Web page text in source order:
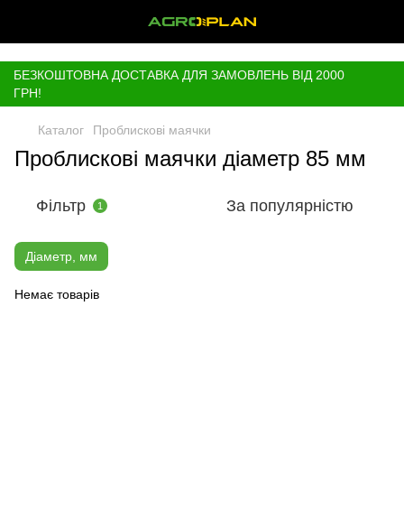
БЕЗКОШТОВНА ДОСТАВКА ДЛЯ ЗАМОВЛЕНЬ ВІД 2000
ГРН!
Каталог Проблискові маячки
Проблискові маячки діаметр 85 мм
Фільтр 1 За популярністю
Діаметр, мм
Немає товарів